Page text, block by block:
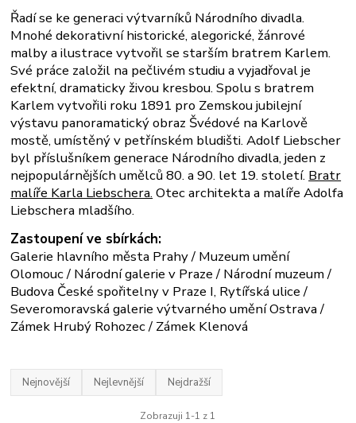
Řadí se ke generaci výtvarníků Národního divadla.
Mnohé dekorativní historické, alegorické, žánrové
malby a ilustrace vytvořil se starším bratrem Karlem.
Své práce založil na pečlivém studiu a vyjadřoval je
efektní, dramaticky živou kresbou. Spolu s bratrem
Karlem vytvořili roku 1891 pro Zemskou jubilejní
výstavu panoramatický obraz Švédové na Karlově
mostě, umístěný v petřínském bludišti. Adolf Liebscher
byl příslušníkem generace Národního divadla, jeden z
nejpopulárnějších umělců 80. a 90. let 19. století. Bratr
malíře Karla Liebschera.Otec architekta a malíře Adolfa
Liebschera mladšího.
Zastoupení ve sbírkách:
Galerie hlavního města Prahy / Muzeum umění
Olomouc / Národní galerie v Praze / Národní muzeum /
Budova České spořitelny v Praze I, Rytířská ulice /
Severomoravská galerie výtvarného umění Ostrava /
Zámek Hrubý Rohozec / Zámek Klenová
Nejnovější Nejlevnější Nejdražší
Zobrazuji 1-1 z 1